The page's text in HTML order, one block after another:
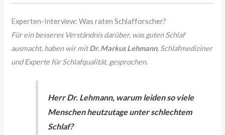
Experten-Interview: Was raten Schlafforscher?
Für ein besseres Verständnis darüber, was guten Schlaf
ausmacht, haben wir mitDr. Markus Lehmann, Schlafmediziner
und Experte für Schlafqualität, gesprochen.
Herr Dr. Lehmann, warum leiden so viele
Menschen heutzutage unter schlechtem
Schlaf?